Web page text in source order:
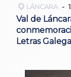
LÁNCARA
Val de
Letras